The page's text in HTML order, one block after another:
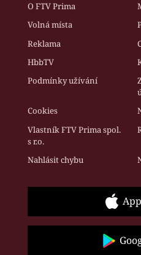
O FTV Prima
Volná místa
Reklama
HbbTV
Podmínky užívání
Cookies
Vlastník FTV Prima spol.
s r.o.
Nahlásit chybu